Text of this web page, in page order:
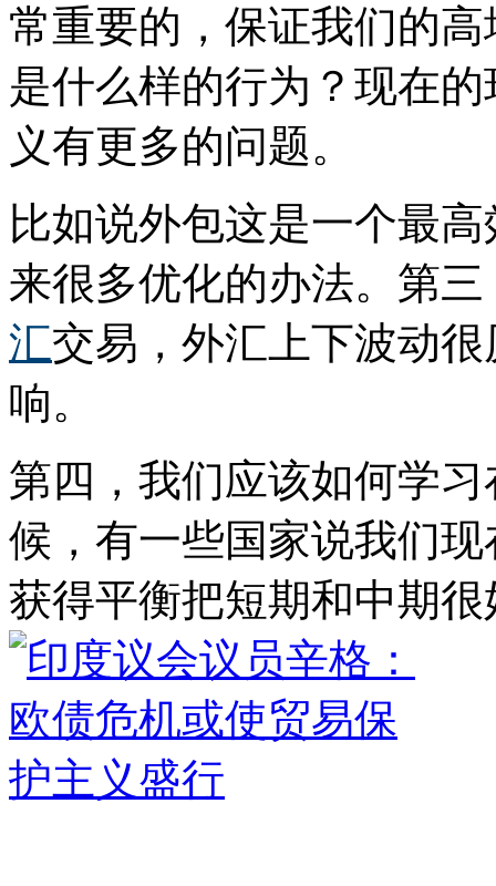
常重要的，保证我们的
是什么样的行为？现在
义有更多的问题。
比如说外包这是一个最
来很多优化的办法。第
汇交易，外汇上下波动
响。
第四，我们应该如何学
候，有一些国家说我们
获得平衡把短期和中期